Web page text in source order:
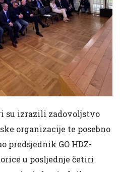
su izrazili zadovoljstvo
organizacije te posebno
predsjednik GO HDZ-
u posljednje četiri